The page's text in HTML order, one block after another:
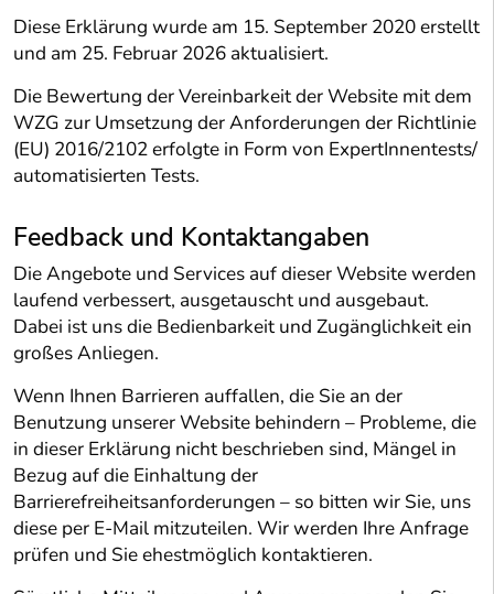
Diese Erklärung wurde am 15. September 2020 erstellt
und am 25. Februar 2026 aktualisiert.
Die Bewertung der Vereinbarkeit der Website mit dem
WZG zur Umsetzung der Anforderungen der Richtlinie
(EU) 2016/2102 erfolgte in Form von ExpertInnentests/
automatisierten Tests.
Feedback und Kontaktangaben
Die Angebote und Services auf dieser Website werden
laufend verbessert, ausgetauscht und ausgebaut.
Dabei ist uns die Bedienbarkeit und Zugänglichkeit ein
großes Anliegen.
Wenn Ihnen Barrieren auffallen, die Sie an der
Benutzung unserer Website behindern – Probleme, die
in dieser Erklärung nicht beschrieben sind, Mängel in
Bezug auf die Einhaltung der
Barrierefreiheitsanforderungen – so bitten wir Sie, uns
diese per E‑Mail mitzuteilen. Wir werden Ihre Anfrage
prüfen und Sie ehestmöglich kontaktieren.